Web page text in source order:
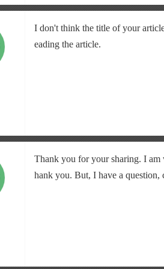
I don't think the title of your
eading the article.
Thank you for your sharing. I am
hank you. But, I have a question,